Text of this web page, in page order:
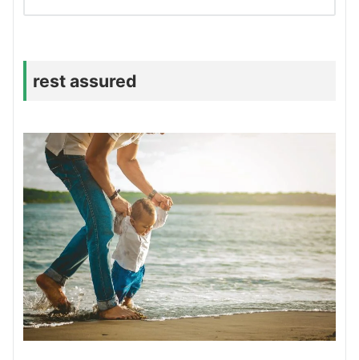
rest assured